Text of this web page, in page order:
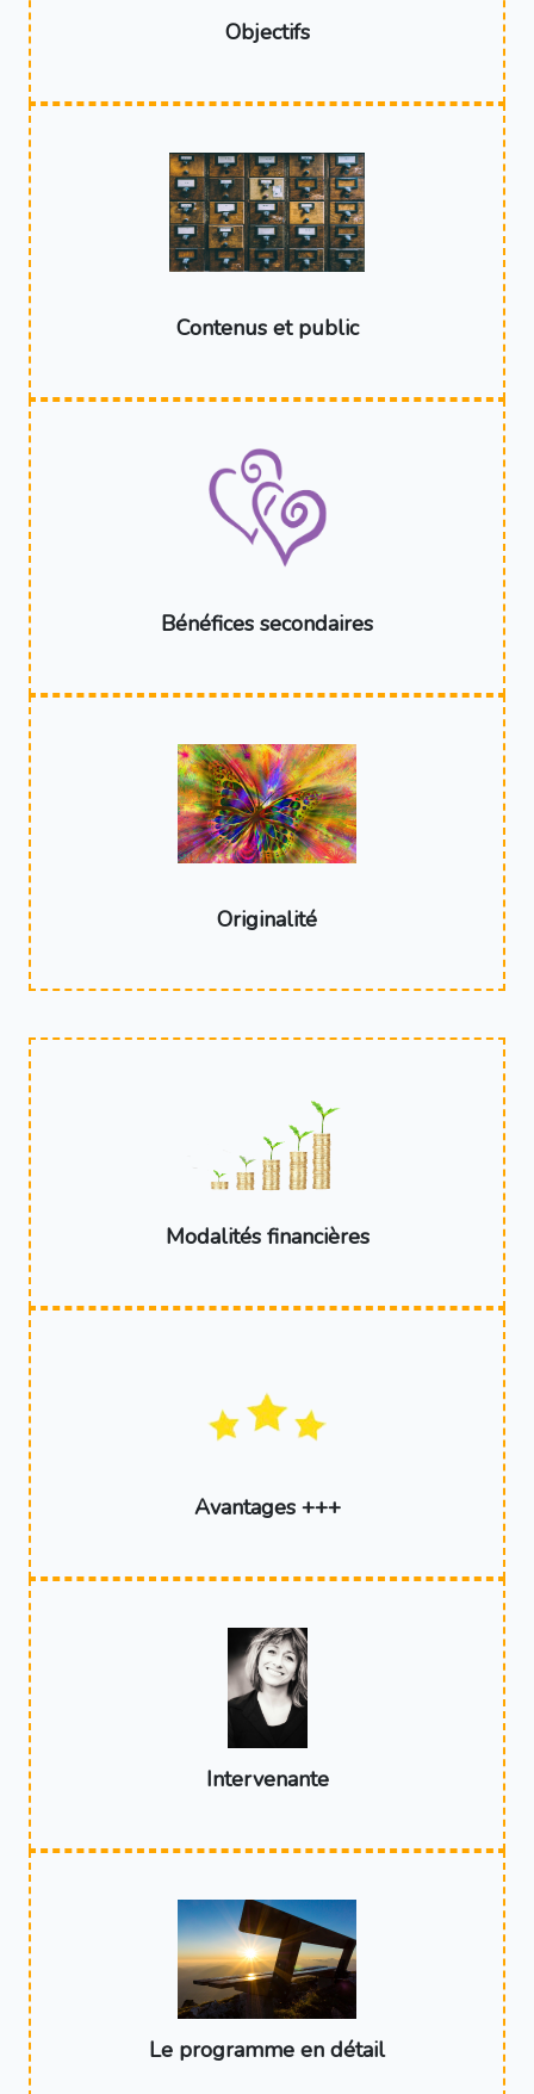
Objectifs
Contenus et public
Bénéfices secondaires
Originalité
Modalités financières
Avantages +++
Intervenante
Le programme en détail